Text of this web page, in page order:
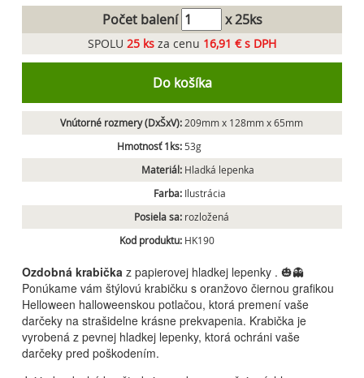
Počet balení x 25ks
SPOLU 25 ks za cenu 16,91 € s DPH
Do košíka
Vnútorné rozmery (DxŠxV): 209mm x 128mm x 65mm
Hmotnosť 1ks: 53g
Materiál: Hladká lepenka
Farba: Ilustrácia
Posiela sa: rozložená
Kod produktu: HK190
Ozdobná krabička z papierovej hladkej lepenky . 🎃👻
Ponúkame vám štýlovú krabičku s oranžovo čiernou grafikou
Helloween halloweenskou potlačou, ktorá premení vaše
darčeky na strašidelne krásne prekvapenia. Krabička je
vyrobená z pevnej hladkej lepenky, ktorá ochráni vaše
darčeky pred poškodením.